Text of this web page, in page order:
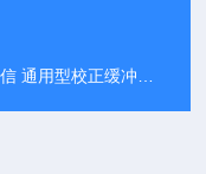
校正缓冲液PH校准溶液